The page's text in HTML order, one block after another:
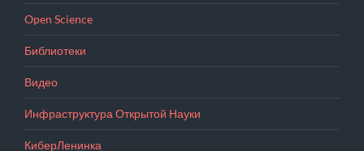
Open Science
Библиотеки
Видео
Инфраструктура Открытой Науки
КиберЛенинка